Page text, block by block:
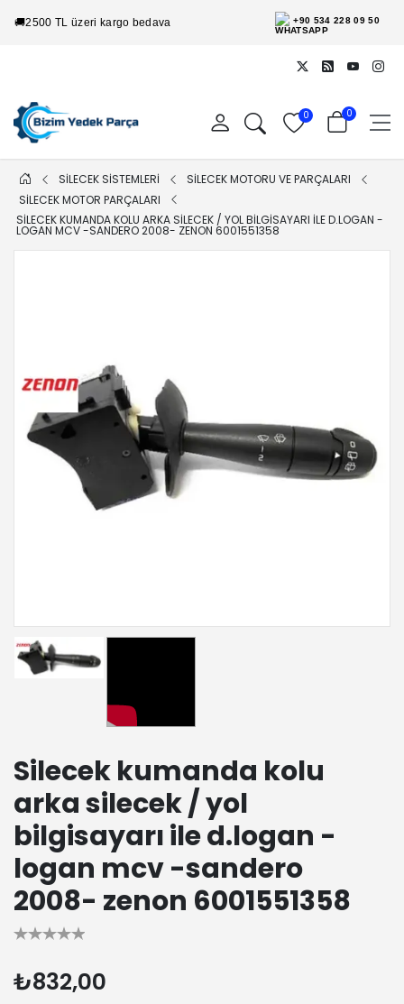
🚚2500 TL üzeri kargo bedava +90 534 228 09 50
0 0
SİLECEK SİSTEMLERİ
SİLECEK MOTORU VE PARÇALARI
SİLECEK MOTOR PARÇALARI
SILECEK KUMANDA KOLU ARKA SILECEK / YOL BILGISAYARI ILE D.LOGAN -
LOGAN MCV -SANDERO 2008- ZENON 6001551358
Silecek kumanda kolu
arka silecek / yol
bilgisayarı ile d.logan -
logan mcv -sandero
2008- zenon 6001551358
₺832,00